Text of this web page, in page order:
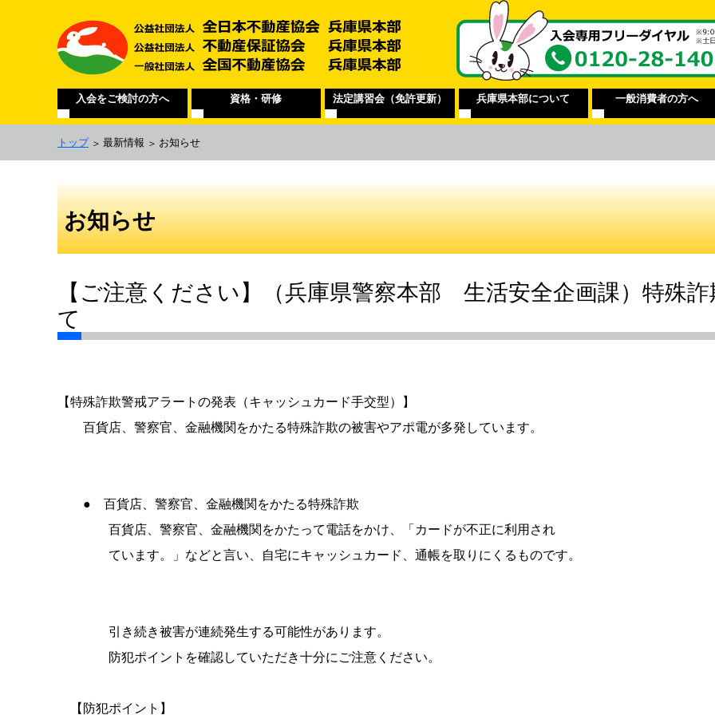
入会をご検討の方へ 資格・研修 法定講習会（免許更新） 兵庫県本部について 一般消費者の方へ
トップ 最新情報 お知らせ
お知らせ
【ご注意ください】（兵庫県警察本部 生活安全企画課）特殊
て
【特殊詐欺警戒アラートの発表（キャッシュカード手交型）】
百貨店、警察官、金融機関をかたる特殊詐欺の被害やアポ電が多発しています。
● 百貨店、警察官、金融機関をかたる特殊詐欺
百貨店、警察官、金融機関をかたって電話をかけ、「カードが不正に利用され
ています。」などと言い、自宅にキャッシュカード、通帳を取りにくるものです。
引き続き被害が連続発生する可能性があります。
防犯ポイントを確認していただき十分にご注意ください。
【防犯ポイント】